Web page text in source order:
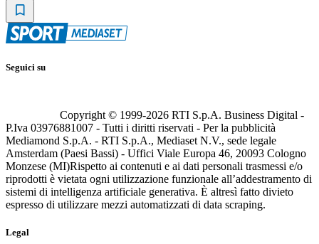
Seguici su
Copyright © 1999-2026 RTI S.p.A. Business Digital -
P.Iva 03976881007 - Tutti i diritti riservati - Per la pubblicità
Mediamond S.p.A. - RTI S.p.A., Mediaset N.V., sede legale
Amsterdam (Paesi Bassi) - Uffici Viale Europa 46, 20093 Cologno
Monzese (MI)Rispetto ai contenuti e ai dati personali trasmessi e/o
riprodotti è vietata ogni utilizzazione funzionale all’addestramento di
sistemi di intelligenza artificiale generativa. È altresì fatto divieto
espresso di utilizzare mezzi automatizzati di data scraping.
Legal